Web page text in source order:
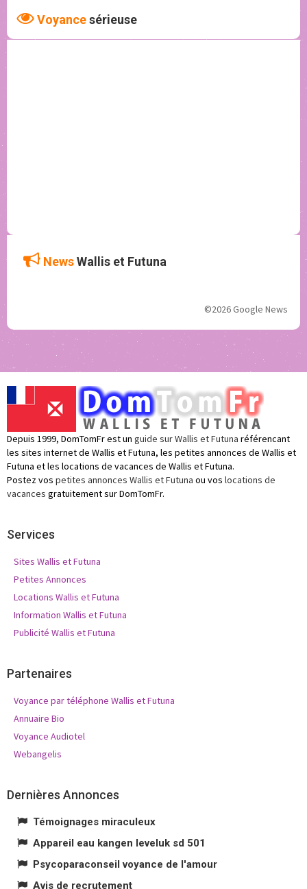
Voyancesérieuse
NewsWallis et Futuna
©2026 Google News
Depuis 1999, DomTomFr est un guide sur Wallis et Futuna référencant
les sites internet de Wallis et Futuna, les petites annonces de Wallis et
Futuna et les locations de vacances de Wallis et Futuna.
Postez vos petites annonces Wallis et Futuna ou vos locations de
vacances gratuitement sur DomTomFr.
Services
Sites Wallis et Futuna
Petites Annonces
Locations Wallis et Futuna
Information Wallis et Futuna
Publicité Wallis et Futuna
Partenaires
Voyance par téléphone Wallis et Futuna
Annuaire Bio
Voyance Audiotel
Webangelis
Dernières Annonces
Témoignages miraculeux
Appareil eau kangen leveluk sd 501
Psycoparaconseil voyance de l'amour
Avis de recrutement